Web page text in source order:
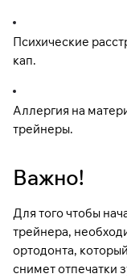
Психические
кап.
Аллергия на
трейнеры.
Важно!
Для того чтобы
трейнера,
ортодонта,
снимет отпечатки